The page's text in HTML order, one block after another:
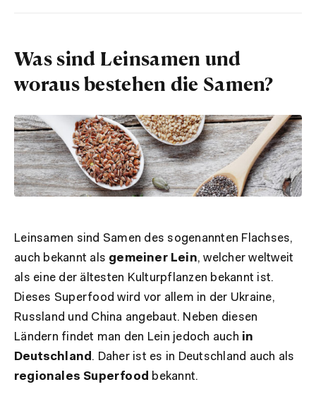
Was sind Leinsamen und
woraus bestehen die Samen?
Leinsamen sind Samen des sogenannten Flachses,
auch bekannt als gemeiner Lein, welcher weltweit
als eine der ältesten Kulturpflanzen bekannt ist.
Dieses Superfood wird vor allem in der Ukraine,
Russland und China angebaut. Neben diesen
Ländern findet man den Lein jedoch auch in
Deutschland . Daher ist es in Deutschland auch als
regionales Superfood bekannt.